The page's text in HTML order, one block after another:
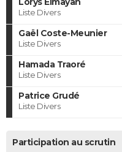
Liste Divers
Gaël Coste-Meunier
Liste Divers
Hamada Traoré
Liste Divers
Patrice Grudé
Liste Divers
Participation au scrutin